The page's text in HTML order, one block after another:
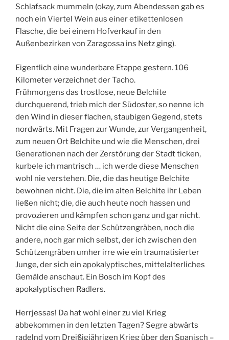
Schlafsack mummeln (okay, zum Abendessen gab es
noch ein Viertel Wein aus einer etikettenlosen
Flasche, die bei einem Hofverkauf in den
Außenbezirken von Zaragossa ins Netz ging).
Eigentlich eine wunderbare Etappe gestern. 106
Kilometer verzeichnet der Tacho.
Frühmorgens das trostlose, neue Belchite
durchquerend, trieb mich der Südoster, so nenne ich
den Wind in dieser flachen, staubigen Gegend, stets
nordwärts. Mit Fragen zur Wunde, zur Vergangenheit,
zum neuen Ort Belchite und wie die Menschen, drei
Generationen nach der Zerstörung der Stadt ticken,
kurbele ich mantrisch … ich werde diese Menschen
wohl nie verstehen. Die, die das heutige Belchite
bewohnen nicht. Die, die im alten Belchite ihr Leben
ließen nicht; die, die auch heute noch hassen und
provozieren und kämpfen schon ganz und gar nicht.
Nicht die eine Seite der Schützengräben, noch die
andere, noch gar mich selbst, der ich zwischen den
Schützengräben umher irre wie ein traumatisierter
Junge, der sich ein apokalyptisches, mittelalterliches
Gemälde anschaut. Ein Bosch im Kopf des
apokalyptischen Radlers.
Herrjessas! Da hat wohl einer zu viel Krieg
abbekommen in den letzten Tagen? Segre abwärts
radelnd vom Dreißigjährigen Krieg über den Spanisch –